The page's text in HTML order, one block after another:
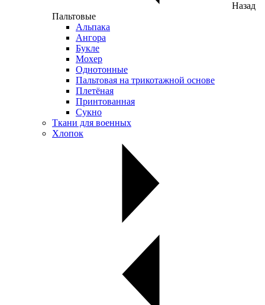
Назад
Пальтовые
Альпака
Ангора
Букле
Мохер
Однотонные
Пальтовая на трикотажной основе
Плетёная
Принтованная
Сукно
Ткани для военных
Хлопок